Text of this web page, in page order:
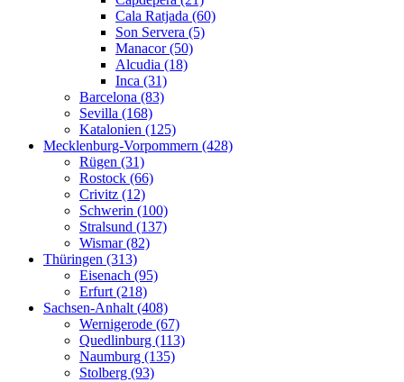
Cala Ratjada (60)
Son Servera (5)
Manacor (50)
Alcudia (18)
Inca (31)
Barcelona (83)
Sevilla (168)
Katalonien (125)
Mecklenburg-Vorpommern (428)
Rügen (31)
Rostock (66)
Crivitz (12)
Schwerin (100)
Stralsund (137)
Wismar (82)
Thüringen (313)
Eisenach (95)
Erfurt (218)
Sachsen-Anhalt (408)
Wernigerode (67)
Quedlinburg (113)
Naumburg (135)
Stolberg (93)